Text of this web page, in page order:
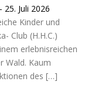
25. Juli 2026
Kinder und
Club (H.H.C.)
erlebnisreichen
Wald. Kaum
des […]